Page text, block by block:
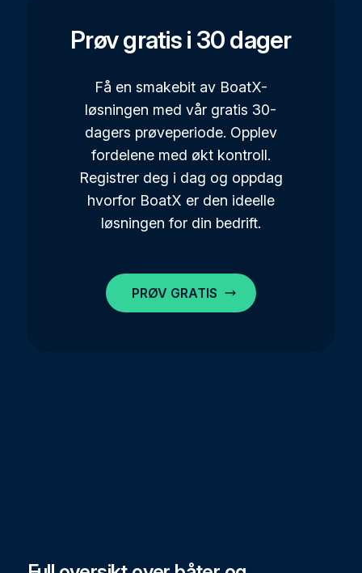
Prøv gratis i 30 dager
Få en smakebit av BoatX-
løsningen med vår gratis 30-
dagers prøveperiode. Opplev
fordelene med økt kontroll.
Registrer deg i dag og oppdag
hvorfor BoatX er den ideelle
løsningen for din bedrift.
PRØV GRATIS